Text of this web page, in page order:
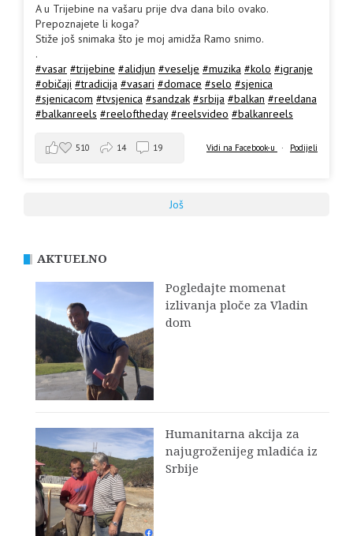
A u Trijebine na vašaru prije dva dana bilo ovako.
Prepoznajete li koga?
Stiže još snimaka što je moj amidža Ramo snimo.
.
#vasar #trijebine #alidjun #veselje #muzika #kolo #igranje
#običaji #tradicija #vasari #domace #selo #sjenica
#sjenicacom #tvsjenica #sandzak #srbija #balkan #reeldana
#balkanreels #reeloftheday #reelsvideo #balkanreels
Vidi na Facebook-u · Podijeli
510 14 19
Još
AKTUELNO
Pogledajte momenat
izlivanja ploče za Vladin
dom
Humanitarna akcija za
najugroženijeg mladića iz
Srbije